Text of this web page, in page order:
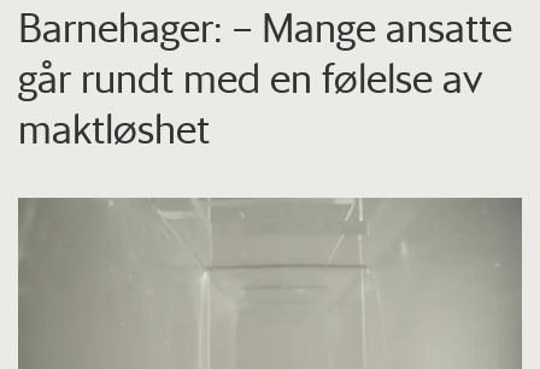
Barnehager: – Mange ansatte
går rundt med en følelse av
maktløshet